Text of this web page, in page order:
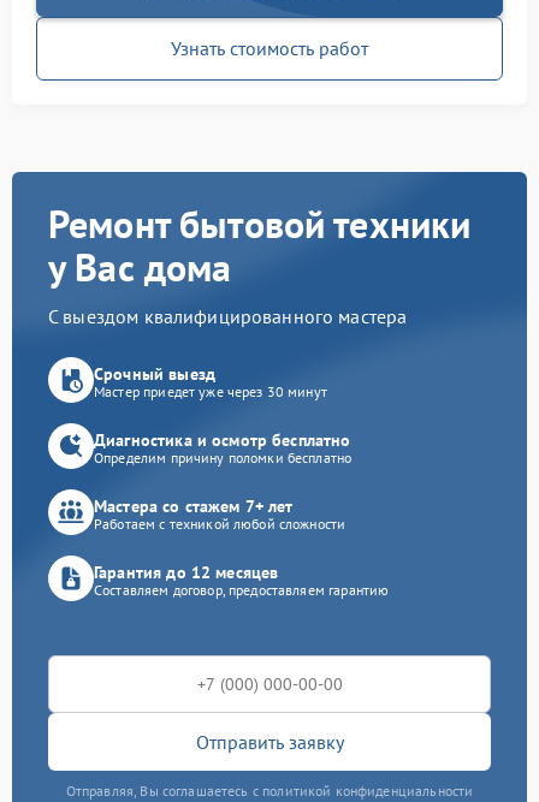
Узнать стоимость работ
Ремонт бытовой техники
у Вас дома
С выездом квалифицированного мастера
Срочный выезд
Мастер приедет уже через 30 минут
Диагностика и осмотр бесплатно
Определим причину поломки бесплатно
Мастера со стажем 7+ лет
Работаем с техникой любой сложности
Гарантия до 12 месяцев
Составляем договор, предоставляем гарантию
Отправить заявку
Отправляя, Вы соглашаетесь с политикой конфиденциальности